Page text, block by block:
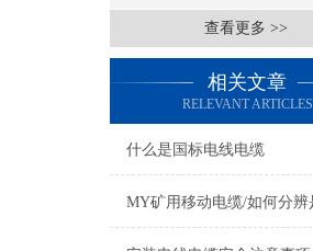
查看更多 >>
相关文章
RELEVANT ARTICLES
什么是国标电线电缆